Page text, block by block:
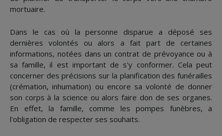
mortuaire.
Dans le cas où la personne disparue a déposé ses
dernières volontés ou alors a fait part de certaines
informations, notées dans un contrat de prévoyance ou à
sa famille, il est important de s'y conformer. Cela peut
concerner des précisions sur la planification des funérailles
(crémation, inhumation) ou encore sa volonté de donner
son corps à la science ou alors faire don de ses organes.
En effet, la famille, comme les pompes funèbres, a
l'obligation de respecter ses souhaits.